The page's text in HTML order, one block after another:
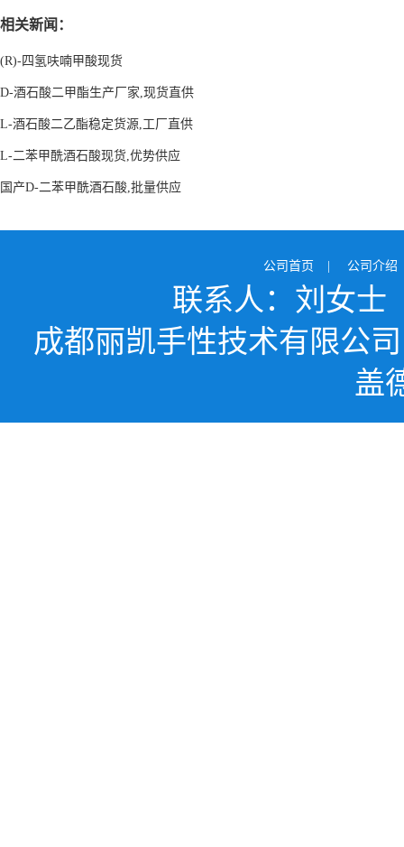
相关新闻：
(R)-四氢呋喃甲酸现货
D-酒石酸二甲酯生产厂家,现货直供
L-酒石酸二乙酯稳定货源,工厂直供
L-二苯甲酰酒石酸现货,优势供应
国产D-二苯甲酰酒石酸,批量供应
公司首页 公司介绍
联系人：刘女
成都丽凯手性技术有限公司
盖